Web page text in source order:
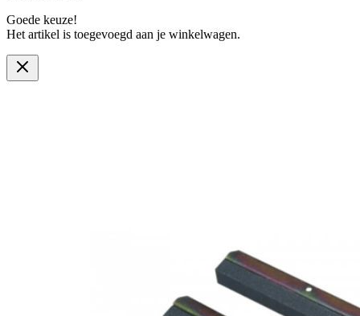
Goede keuze!
Het artikel is toegevoegd aan je winkelwagen.